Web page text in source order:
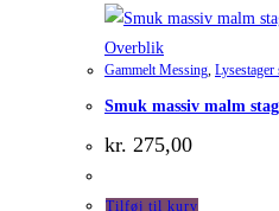
Overblik
Gammelt Messing, Lysestager
Smuk massiv malm
kr. 275,00
Tilføj til kurv